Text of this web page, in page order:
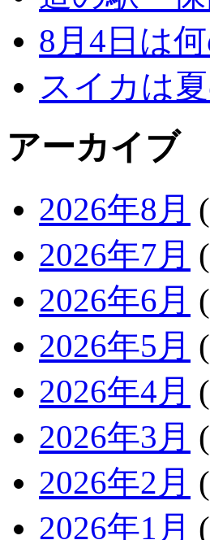
8月4日は
スイカは
アーカイブ
2026年8月
2026年7月
2026年6月
2026年5月
2026年4月
2026年3月
2026年2月
2026年1月